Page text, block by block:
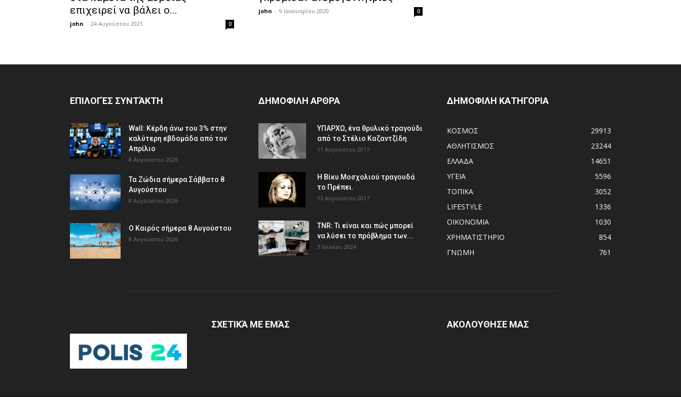
επιχειρεί να βάλει ο...
john - 24 Αυγούστου 2021 0
john - 9 Ιανουαρίου 2020 0
ΕΠΙΛΟΓΈΣ ΣΥΝΤΆΚΤΗ
Wall: Κέρδη άνω του 3% στην
καλύτερη εβδομάδα από τον
Απρίλιο
8 Αυγούστου 2026
Τα Ζώδια σήμερα Σάββατο 8
Αυγούστου
8 Αυγούστου 2026
Ο Καιρός σήμερα 8 Αυγούστου
8 Αυγούστου 2026
ΔΗΜΟΦΙΛΗ ΑΡΘΡΑ
ΥΠΑΡΧΩ, ένα θρυλικό τραγούδι
από το Στέλιο Καζαντζίδη
11 Αυγούστου 2017
Η Βίκυ Μοσχολιού τραγουδά
το Πρέπει.
13 Αυγούστου 2017
TNR: Τι είναι και πώς μπορεί
να λύσει το πρόβλημα των...
3 Ιουνίου 2024
ΔΗΜΟΦΙΛΗ ΚΑΤΗΓΟΡΙΑ
ΚΟΣΜΟΣ
29913
ΑΘΛΗΤΙΣΜΟΣ
23244
ΕΛΛΑΔΑ
14651
ΥΓΕΙΑ
5596
ΤΟΠΙΚΑ
3052
LIFESTYLE
1336
ΟΙΚΟΝΟΜΙΑ
1030
ΧΡΗΜΑΤΙΣΤΗΡΙΟ
854
ΓΝΩΜΗ
761
ΣΧΕΤΙΚΆ ΜΕ ΕΜΆΣ ΑΚΟΛΟΥΘΗΣΕ ΜΑΣ